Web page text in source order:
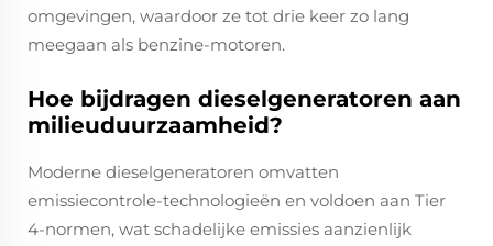
omgevingen, waardoor ze tot drie keer zo lang
meegaan als benzine-motoren.
Hoe bijdragen dieselgeneratoren aan
milieuduurzaamheid?
Moderne dieselgeneratoren omvatten
emissiecontrole-technologieën en voldoen aan Tier
4-normen, wat schadelijke emissies aanzienlijk